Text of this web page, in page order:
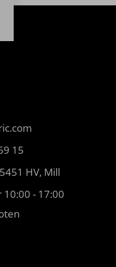
15
HV, Mill
- 17:00